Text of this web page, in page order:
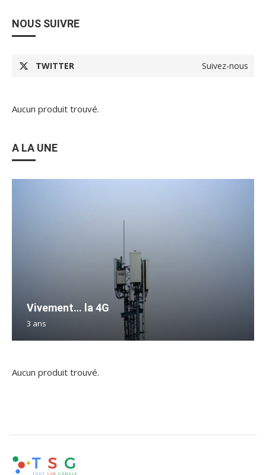
NOUS SUIVRE
TWITTER Suivez-nous
Aucun produit trouvé.
A LA UNE
Vivement… la 4G
3 ans
Aucun produit trouvé.